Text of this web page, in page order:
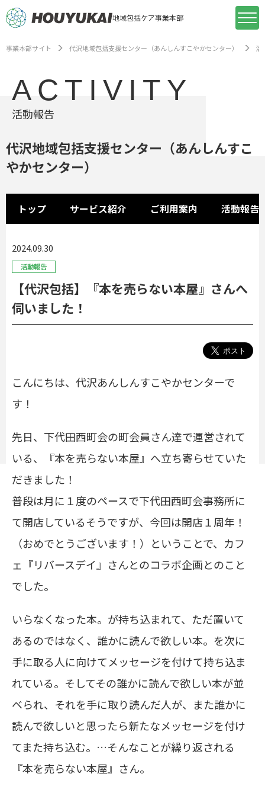
地域包括ケア事業本部
事業本部サイト 代沢地域包括支援センター（あんしんすこやかセンター） 活
ACTIVITY
活動報告
代沢地域包括支援センター（あんしんすこ
やかセンター）
トップ サービス紹介 ご利用案内 活動報告
2024.09.30
活動報告
【代沢包括】『本を売らない本屋』さんへ
伺いました！
こんにちは、代沢あんしんすこやかセンターで
す！
先日、下代田西町会の町会員さん達で運営されて
いる、『本を売らない本屋』へ立ち寄らせていた
だきました！
普段は月に１度のペースで下代田西町会事務所に
て開店しているそうですが、今回は開店１周年！
（おめでとうございます！）ということで、カフ
ェ『リバースデイ』さんとのコラボ企画とのこと
でした。
いらなくなった本。が持ち込まれて、ただ置いて
あるのではなく、誰かに読んで欲しい本。を次に
手に取る人に向けてメッセージを付けて持ち込ま
れている。そしてその誰かに読んで欲しい本が並
ベられ、それを手に取り読んだ人が、また誰かに
読んで欲しいと思ったら新たなメッセージを付け
てまた持ち込む。…そんなことが繰り返される
『本を売らない本屋』さん。